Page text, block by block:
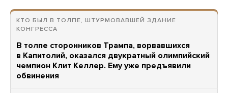
КТО БЫЛ В ТОЛПЕ, ШТУРМОВАВШЕЙ ЗДАНИЕ
КОНГРЕССА
В толпе сторонников Трампа, ворвавшихся
в Капитолий, оказался двукратный олимпийский
чемпион Клит Келлер. Ему уже предъявили
обвинения